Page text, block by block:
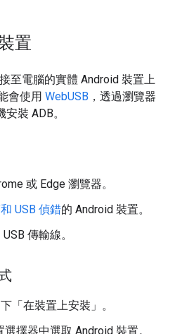
置
至電腦的實體 Android 裝置上
會使用 WebUSB ，透過瀏覽器
裝 ADB。
或 Edge 瀏覽器。
USB 偵錯的 Android 裝置。
傳輸線。
「在裝置上安裝」 。
擇器中選取 Android 裝置。